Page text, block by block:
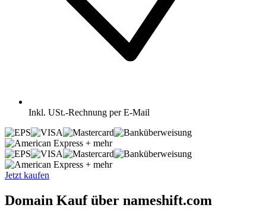
Inkl. USt.-Rechnung per E-Mail
+ mehr
+ mehr
Jetzt kaufen
Domain Kauf über nameshift.com